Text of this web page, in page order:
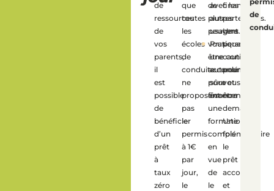
de
ressources
de
vos
parents,
il
est
possible
de
bénéficier
d’un
prêt
à
taux
zéro
que
toutes
les
écoles
de
conduite
ne
proposent
pas
le
permis
à 1€
par
jour,
le
avec les
autres
usagers.
Pratiquer
une conduite
autonome,
sûre et
économique.
de
plus
peuvent
vous
être
accordé
pour
financer
une
formation
complémentaire
en
vue
de
le
financiers
partenaires.
Une
personne
caution
pourra
vous
être
demandé.
Une
fois
le
prêt
accordé
et
de